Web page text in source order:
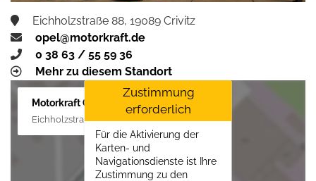
Eichholzstraße 88, 19089 Crivitz
opel@motorkraft.de
0 38 63 / 55 59 36
Mehr zu diesem Standort
Motorkraft GmbH
Eichholzstraße 88, 19089 Crivitz
Zustimmung
erforderlich
Für die Aktivierung der
Karten- und
Navigationsdienste ist Ihre
Zustimmung zu den